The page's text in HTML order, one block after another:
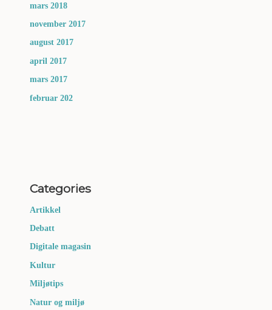
mars 2018
november 2017
august 2017
april 2017
mars 2017
februar 202
Categories
Artikkel
Debatt
Digitale magasin
Kultur
Miljøtips
Natur og miljø